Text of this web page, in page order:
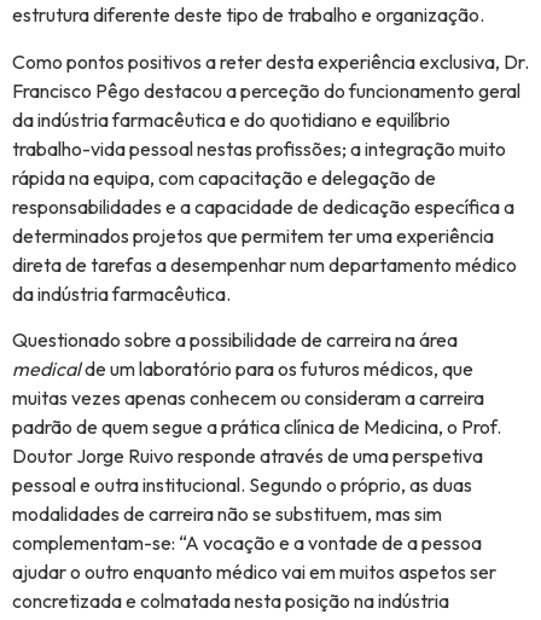
estrutura diferente deste tipo de trabalho e organização.
Como pontos positivos a reter desta experiência exclusiva, Dr.
Francisco Pêgo destacou a perceção do funcionamento geral
da indústria farmacêutica e do quotidiano e equilíbrio
trabalho-vida pessoal nestas profissões; a integração muito
rápida na equipa, com capacitação e delegação de
responsabilidades e a capacidade de dedicação específica a
determinados projetos que permitem ter uma experiência
direta de tarefas a desempenhar num departamento médico
da indústria farmacêutica.
Questionado sobre a possibilidade de carreira na área
medicalde um laboratório para os futuros médicos, que
muitas vezes apenas conhecem ou consideram a carreira
padrão de quem segue a prática clínica de Medicina, o Prof.
Doutor Jorge Ruivo responde através de uma perspetiva
pessoal e outra institucional. Segundo o próprio, as duas
modalidades de carreira não se substituem, mas sim
complementam-se: “A vocação e a vontade de a pessoa
ajudar o outro enquanto médico vai em muitos aspetos ser
concretizada e colmatada nesta posição na indústria